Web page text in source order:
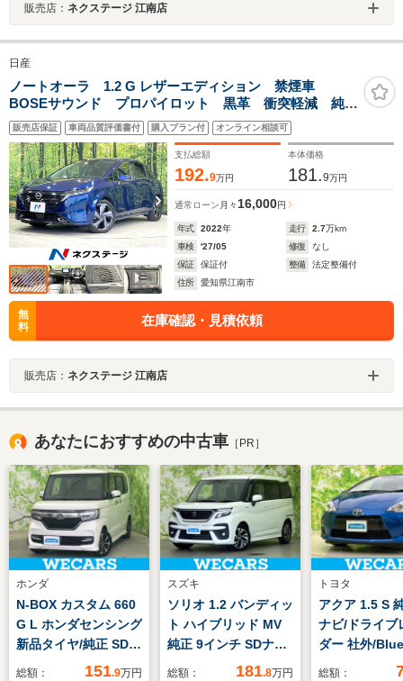
販売店： ネクステージ 江南店
日産
ノートオーラ 1.2 G レザーエディション 禁煙車
BOSEサウンド プロパイロット 黒革 衝突軽減 純正
9型ナビ 全周囲カメラ ドラレコ ETC コーナーセン
サー ブラインドスポットモニター デジタルインナー
ミラー 車線逸脱警報 LEDヘッド
販売店保証 車両品質評価書付 購入プラン付 オンライン相談可
支払総額
192.9万円
本体価格
181.9万円
通常ローン 月々 16,000円
年式 2022年 走行 2.7万km
車検
'27/05 修復
なし
保証
保証付 整備
法定整備付
住所
愛知県江南市
無
料
在庫確認・見積依頼
販売店： ネクステージ 江南店
あなたにおすすめの中古車 ［PR］
ホンダ
N-BOX カスタム 660
G L ホンダセンシング
新品タイヤ/純正 SDナ
ビ/衝突安全装置/両側
総額： 151.9万円
スズキ
ソリオ 1.2 バンディッ
ト ハイブリッド MV
純正 9インチ SDナビ/
セーフティサポート
総額： 181.8万円
トヨタ
アクア 1.5 S
ナビ/ドライブ
ダー 社外/
接続/ETC/
総額：